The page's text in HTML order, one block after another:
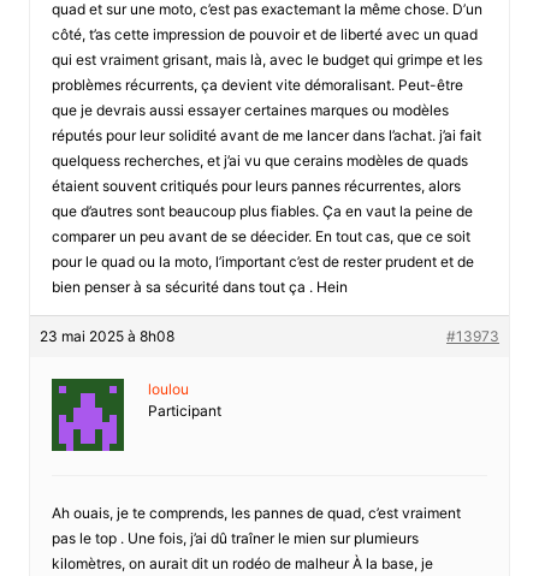
quad et sur une moto, c’est pas exactemant la même chose. D’un
côté, t’as cette impression de pouvoir et de liberté avec un quad
qui est vraiment grisant, mais là, avec le budget qui grimpe et les
problèmes récurrents, ça devient vite démoralisant. Peut-être
que je devrais aussi essayer certaines marques ou modèles
réputés pour leur solidité avant de me lancer dans l’achat. j’ai fait
quelquess recherches, et j’ai vu que cerains modèles de quads
étaient souvent critiqués pour leurs pannes récurrentes, alors
que d’autres sont beaucoup plus fiables. Ça en vaut la peine de
comparer un peu avant de se déecider. En tout cas, que ce soit
pour le quad ou la moto, l’important c’est de rester prudent et de
bien penser à sa sécurité dans tout ça . Hein
23 mai 2025 à 8h08 #13973
loulou
Participant
Ah ouais, je te comprends, les pannes de quad, c’est vraiment
pas le top . Une fois, j’ai dû traîner le mien sur plumieurs
kilomètres, on aurait dit un rodéo de malheur À la base, je